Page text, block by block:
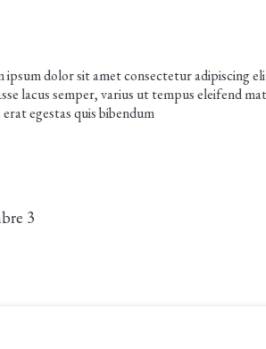
sit amet consectetur adipiscing elit donec
semper, varius ut tempus eleifend mattis
quis bibendum